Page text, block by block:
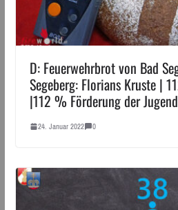
D: Feuerwehrbrot von Bad
Segeberg: Florians Kruste |
|112 % Förderung der
24. Januar 2022 0